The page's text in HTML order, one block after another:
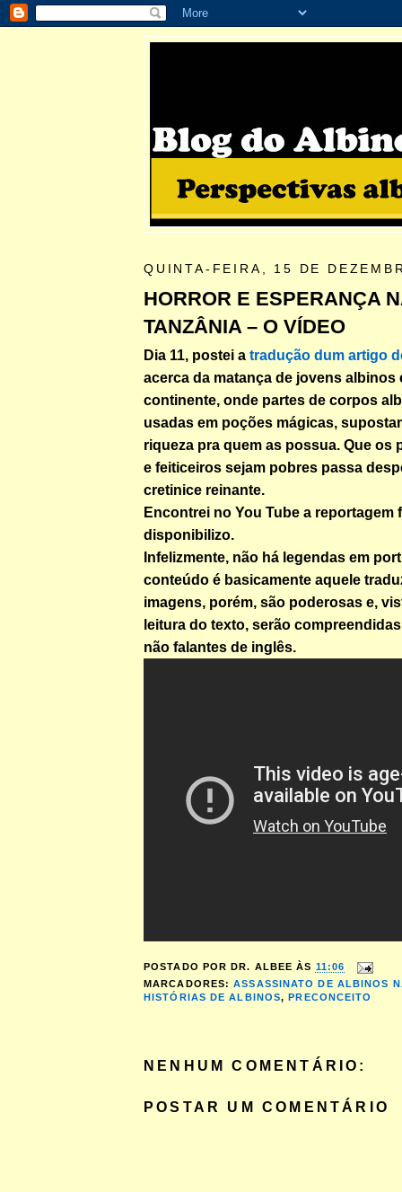
QUINTA-FEIRA, 15 DE
HORROR E ESPERANÇA
TANZÂNIA – O VÍDEO
Dia 11, postei a tradução dum artigo
acerca da matança de jovens albinos
continente, onde partes de corpos
usadas em poções mágicas,
riqueza pra quem as possua. Que os
e feiticeiros sejam pobres passa
cretinice reinante.
Encontrei no You Tube a reportagem
disponibilizo.
Infelizmente, não há legendas em
conteúdo é basicamente aquele
imagens, porém, são poderosas e,
leitura do texto, serão
não falantes de inglês.
POSTADO POR DR. ALBEE ÀS 11:06
MARCADORES:ASSASSINATO DE ALBINOS
HISTÓRIAS DE ALBINOS,PRECONCEITO
NENHUM COMENTÁRIO:
POSTAR UM COMENTÁRIO